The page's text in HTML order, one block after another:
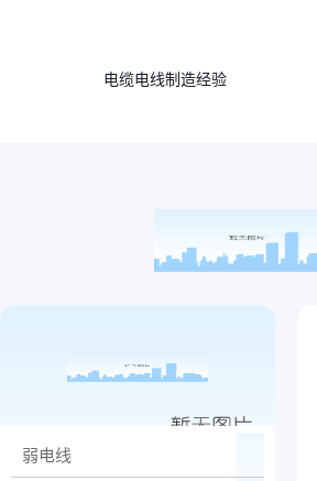
电缆电线制造经验
弱电线